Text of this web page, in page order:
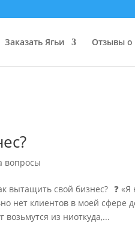
Заказать Ягьи Отзывы о
вопросы
вытащить свой бизнес?⠀❓
нет клиентов в моей сфере
из ниоткуда,...